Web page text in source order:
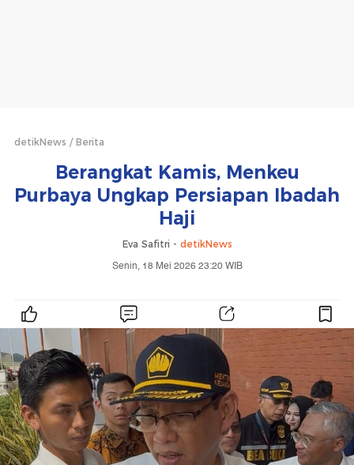
detikNews Berita
Berangkat Kamis, Menkeu
Purbaya Ungkap Persiapan Ibadah
Haji
Eva Safitri - detikNews
Senin, 18 Mei 2026 23:20 WIB